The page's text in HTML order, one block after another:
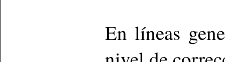
En líneas